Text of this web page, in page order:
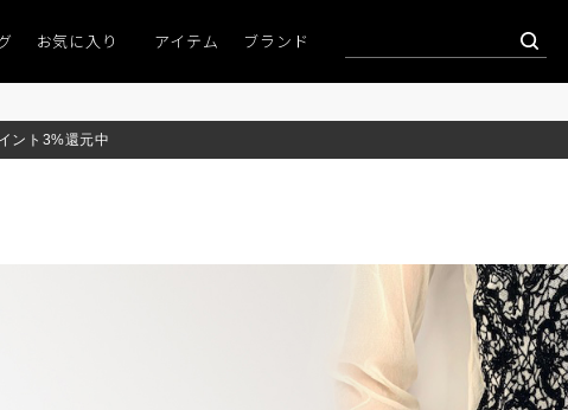
」 ポイント9％「マンスリーポイントキャンペーン」 予
お気に入り アイテム ブランド
ント3%還元中